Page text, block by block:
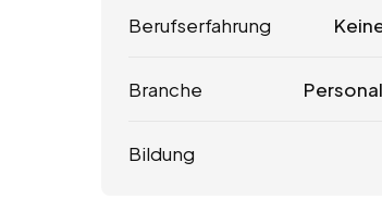
Berufserfahrung
Branche
Bildung